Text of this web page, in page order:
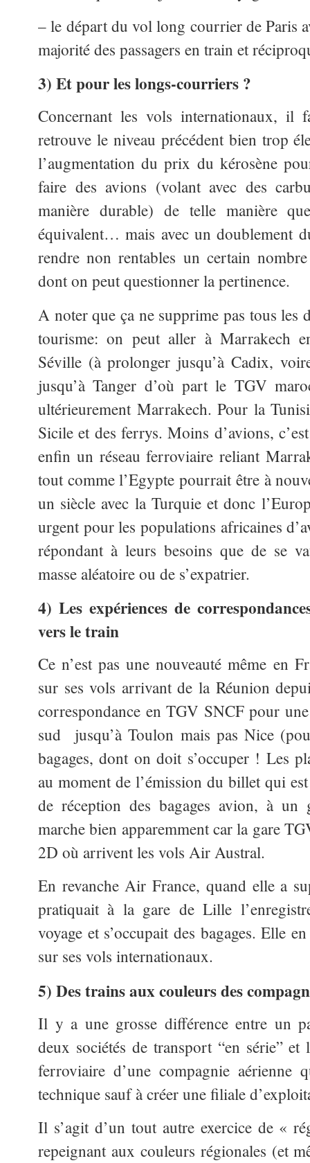
– le départ du vol long courrier de Paris
majorité des passagers en train et
3) Et pour les longs-courriers ?
Concernant les vols internationaux, il
retrouve le niveau précédent bien trop
l’augmentation du prix du kérosène
faire des avions (volant avec des
manière durable) de telle manière
équivalent… mais avec un doublement
rendre non rentables un certain
dont on peut questionner la pertinence.
A noter que ça ne supprime pas tous les
tourisme: on peut aller à Marrakech
Séville (à prolonger jusqu’à Cadix,
jusqu’à Tanger d’où part le TGV
ultérieurement Marrakech. Pour la
Sicile et des ferrys. Moins d’avions,
enfin un réseau ferroviaire reliant
tout comme l’Egypte pourrait être à
un siècle avec la Turquie et donc
urgent pour les populations africaines
répondant à leurs besoins que de se
masse aléatoire ou de s’expatrier.
4) Les expériences de
vers le train
Ce n’est pas une nouveauté même en
sur ses vols arrivant de la Réunion
correspondance en TGV SNCF pour
sud
jusqu’à Toulon mais pas Nice
bagages, dont on doit s’occuper ! Les
au moment de l’émission du billet qui
de réception des bagages avion, à un
marche bien apparemment car la gare
2D où arrivent les vols Air Austral.
En revanche Air France, quand elle a
pratiquait à la gare de Lille
voyage et s’occupait des bagages. Elle
sur ses vols internationaux.
5) Des trains aux couleurs des
Il y a une grosse différence entre un
deux sociétés de transport “en série”
ferroviaire d’une compagnie aérienne
technique sauf à créer une filiale
Il s’agit d’un tout autre exercice de «
repeignant aux couleurs régionales (et